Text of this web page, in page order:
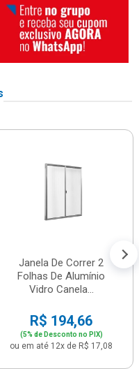
Janela De Correr 2
Folhas De Alumínio
Vidro Canela...
R$ 194,66
(5% de Desconto no PIX)
ou em até 12x de R$ 17,08